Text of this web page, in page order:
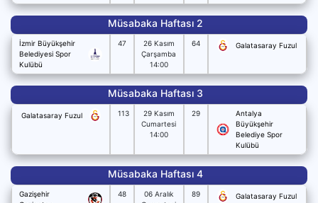
Müsabaka Haftası 2
İzmir Büyükşehir
Belediyesi Spor
Kulübü
47
26 Kasım
Çarşamba
14:00
64 Galatasaray Fuzul
Müsabaka Haftası 3
Galatasaray Fuzul 113
29 Kasım
Cumartesi
14:00
29
Antalya
Büyükşehir
Belediye Spor
Kulübü
Müsabaka Haftası 4
Gazişehir
48
06 Aralık
89 Galatasaray Fuzul